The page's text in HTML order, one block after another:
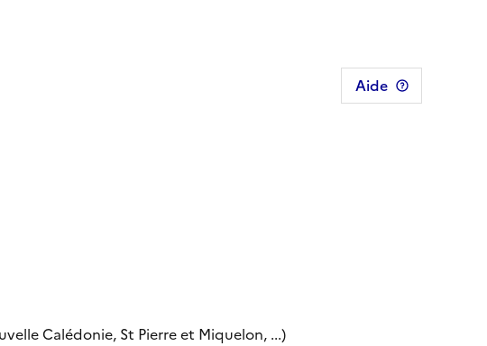
Aide
Calédonie, St Pierre et Miquelon, ...)